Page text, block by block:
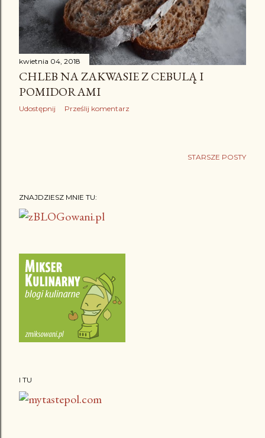
kwietnia 04, 2018
CHLEB NA ZAKWASIE Z CEBULĄ I
POMIDORAMI
Udostępnij Prześlij komentarz
STARSZE POSTY
ZNAJDZIESZ MNIE TU:
I TU